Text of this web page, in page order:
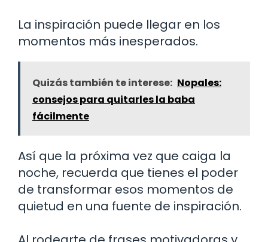
La inspiración puede llegar en los
momentos más inesperados.
Quizás también te interese: Nopales:
consejos para quitarles la baba
fácilmente
Así que la próxima vez que caiga la
noche, recuerda que tienes el poder
de transformar esos momentos de
quietud en una fuente de inspiración.